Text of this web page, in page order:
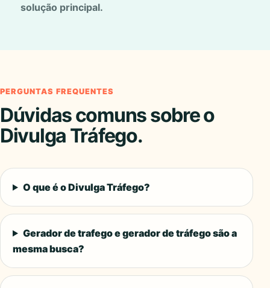
solução principal.
PERGUNTAS FREQUENTES
Dúvidas comuns sobre o
Divulga Tráfego.
O que é o Divulga Tráfego?
Gerador de trafego e gerador de tráfego são a
mesma busca?